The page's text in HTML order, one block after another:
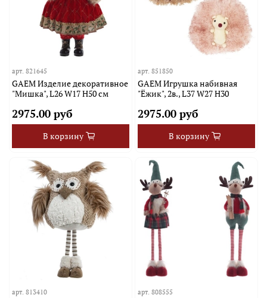
арт.821645
GAEM Изделие декоративное
"Мишка", L26 W17 H50 см
2975.00 руб
В корзину
арт. 851850
GAEM Игрушка набивная
"Ёжик", 2в., L37 W27 H30
2975.00 руб
В корзину
арт.813410 арт. 808555